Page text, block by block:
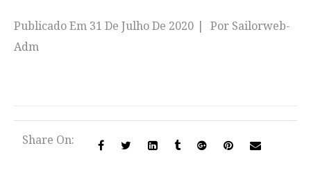
Publicado Em 31 De Julho De 2020 Por Sailorweb-
Adm
Share On: